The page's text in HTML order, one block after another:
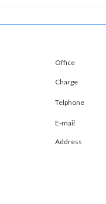
Office
Charge
Telphone
E-mail
Address